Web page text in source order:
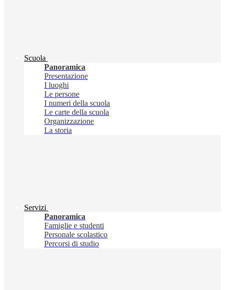
Scuola
Panoramica
Presentazione
I luoghi
Le persone
I numeri della scuola
Le carte della scuola
Organizzazione
La storia
Servizi
Panoramica
Famiglie e studenti
Personale scolastico
Percorsi di studio